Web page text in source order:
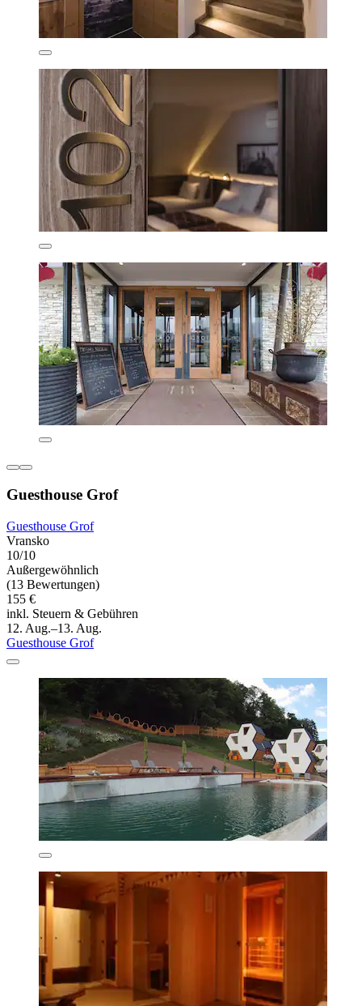
Guesthouse Grof
Guesthouse Grof
Vransko
10/10
Außergewöhnlich
(13 Bewertungen)
155 €
inkl. Steuern & Gebühren
12. Aug.–13. Aug.
Guesthouse Grof